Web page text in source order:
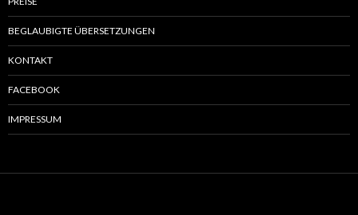
BEGLAUBIGTE ÜBERSETZUNGEN
KONTAKT
FACEBOOK
IMPRESSUM